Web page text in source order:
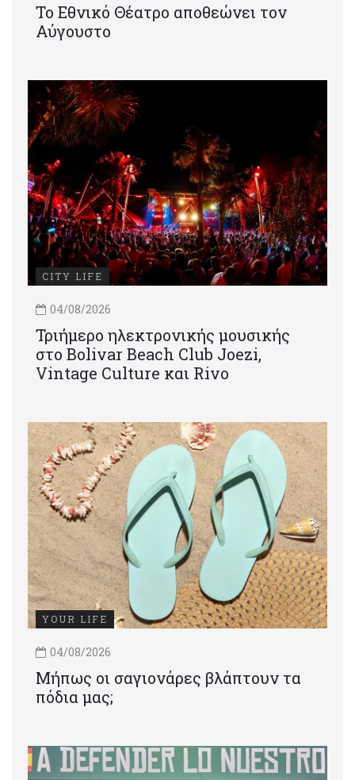
Το Εθνικό Θέατρο αποθεώνει τον
Αύγουστο
CITY LIFE
04/08/2026
Τριήμερο ηλεκτρονικής μουσικής
στο Bolivar Beach Club Joezi,
Vintage Culture και Rivo
YOUR LIFE
04/08/2026
Μήπως οι σαγιονάρες βλάπτουν τα
πόδια μας;